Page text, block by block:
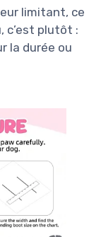
limitant, ce
c’est plutôt :
la durée ou